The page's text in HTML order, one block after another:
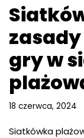
gry w
18 czerwca, 2024
Siatkówka